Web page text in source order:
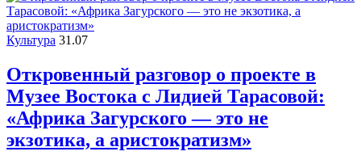
Культура 31.07
Откровенный разговор о проекте в
Музее Востока c Лидией Тарасовой:
«Африка Загурского — это не
экзотика, а аристократизм»